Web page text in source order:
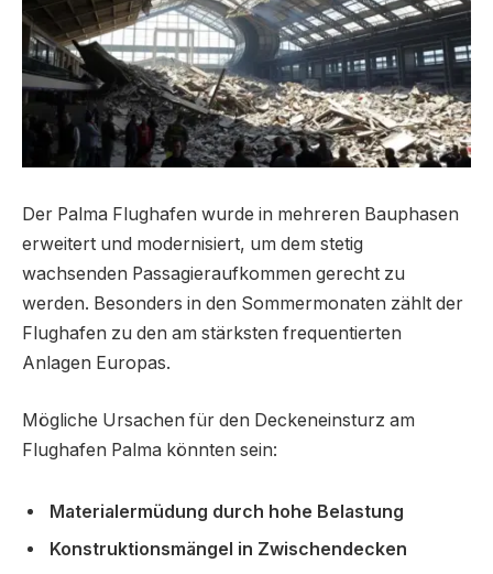
Der Palma Flughafen wurde in mehreren Bauphasen
erweitert und modernisiert, um dem stetig
wachsenden Passagieraufkommen gerecht zu
werden. Besonders in den Sommermonaten zählt der
Flughafen zu den am stärksten frequentierten
Anlagen Europas.
Mögliche Ursachen für den Deckeneinsturz am
Flughafen Palma könnten sein:
Materialermüdung durch hohe Belastung
Konstruktionsmängel in Zwischendecken